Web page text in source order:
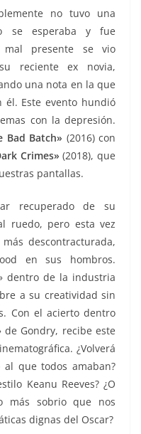
no tuvo una
se esperaba y fue
mal presente se vio
reciente ex novia,
una nota en la que
Este evento hundió
con la depresión.
Bad Batch» (2016) con
Crimes» (2018), que
pantallas.
recuperado de su
ruedo, pero esta vez
descontracturada,
en sus hombros.
dentro de la industria
a su creatividad sin
Con el acierto dentro
Gondry, recibe este
¿Volverá
que todos amaban?
Keanu Reeves? ¿O
más sobrio que nos
dignas del Oscar?